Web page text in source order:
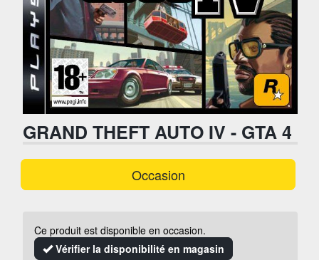
GRAND THEFT AUTO IV - GTA 4
Occasion
Ce produit est disponible en occasion.
Vérifier la disponibilité en magasin